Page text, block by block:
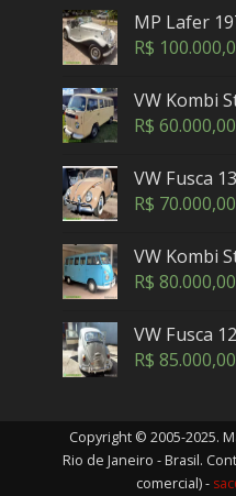
MP Lafer
R$
VW Kombi
R$ 60.000,00
VW Fusca
R$ 70.000,00
VW Kombi
R$ 80.000,00
VW Fusca
R$ 85.000,00
Copyright © 2005-2025.
Rio de Janeiro - Brasil.
comercial) -